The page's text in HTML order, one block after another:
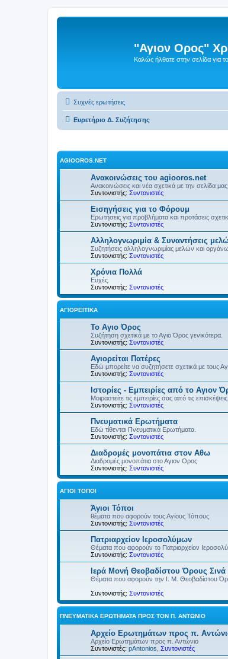
"Αγιον Ορος"
Καλώς ήλθατε στην σελίδα για
Συχνές ερωτήσεις
Ευρετήριο Δ. Συζήτησης
AGIOOROS.NET
Ανακοινώσεις του agiooros.net
Ανακοινώσεις και νέα σχετικά με την σελίδα μας.
Συντονιστής: Συντονιστές
Εισηγήσεις για το Φόρουμ
Ερωτήσεις για προβλήματα και προτάσεις
Συντονιστής: Συντονιστές
Αλληλογνωριμία & Συναντήσεις
Συζητήσεις αλληλογνωριμίας μελών και
Συντονιστής: Συντονιστές
Χρόνια Πολλά
Ευχές.
Συντονιστής: Συντονιστές
ΑΓΙΟΡΕΊΤΙΚΑ
Το Αγιο Όρος
Συζήτηση σχετικά με το Αγιο Όρος γενικότερα.
Συντονιστής: Συντονιστές
Αγιορείται Πατέρες
Εδώ μπορείτε να συζητήσετε σχετικά με τους
Συντονιστής: Συντονιστές
Ιστορίες - Εμπειρίες από το Αγιον
Μοιραστείτε τις εμπειρίες σας από τις
Συντονιστής: Συντονιστές
Πνευματικά Ερωτήματα
Εδώ τίθενται Πνευματικά Ερωτήματα.
Συντονιστής: Συντονιστές
Διαδρομές μονοπάτια στον Αθω
Διαδρομές μονοπάτια στο Αγιον Ορος
Συντονιστής: Συντονιστές
ΆΓΙΟΙ ΤΌΠΟΙ
Άγιοι Τόποι
θέματα που αφορούν τους Αγίους Τόπους
Συντονιστής: Συντονιστές
Πατριαρχείον Ιεροσολύμων
Θέματα που αφορούν το Πατριαρχείον
Συντονιστής: Συντονιστές
Ιερά Μονή Θεοβαδίστου Όρους Σινά
Θέματα που αφορούν την Ι. Μ. Θεοβαδίστου
Συντονιστής: Συντονιστές
ΠΝΕΥΜΑΤΙΚΆ ΕΡΩΤΉΜΑΤΑ ΠΡΟΣ ΤΟΝ Π. ΑΝΤΏΝΙΟ
Αρχείο Ερωτημάτων προς π.
Αρχείο Ερωτημάτων προς π. Αντώνιο
Συντονιστές: pAntonios Συντονιστές